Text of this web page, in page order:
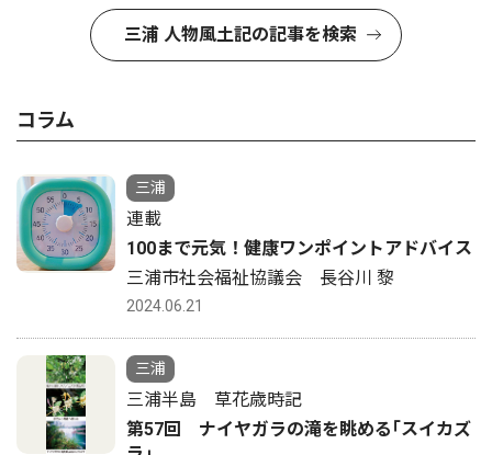
三浦 人物風土記の記事を検索
コラム
三浦
連載
100まで元気！健康ワンポイントアドバイス
三浦市社会福祉協議会 長谷川 黎
2024.06.21
三浦
三浦半島 草花歳時記
第57回 ナイヤガラの滝を眺める｢スイカズ